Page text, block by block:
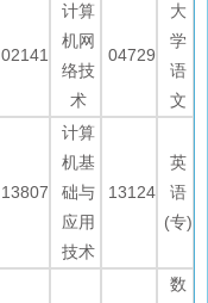
02141
计算
机网
络技
术
04729
大
学
语
文
13807
计算
机基
础与
应用
技术
13124
英
语
(专)
数